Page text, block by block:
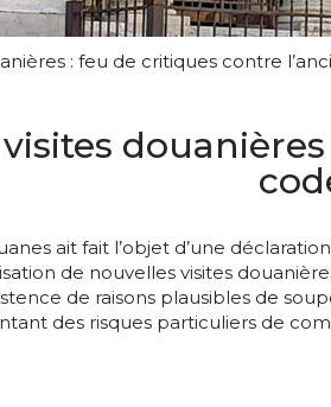
: feu de critiques contre
ait fait l’objet d’une
de nouvelles visites
de raisons plausibles de
des risques particuliers de